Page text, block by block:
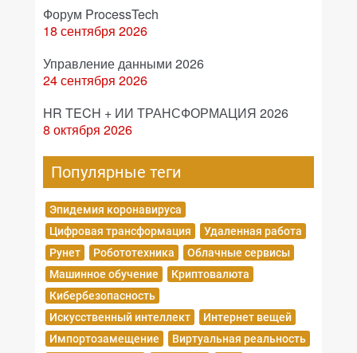
Форум ProcessTech
18 сентября 2026
Управление данными 2026
24 сентября 2026
HR TECH + ИИ ТРАНСФОРМАЦИЯ 2026
8 октября 2026
Популярные теги
Эпидемия коронавируса
Цифровая трансформация
Удаленная работа
Рунет
Робототехника
Облачные сервисы
Машинное обучение
Криптовалюта
Кибербезопасность
Искусственный интеллект
Интернет вещей
Импортозамещение
Виртуальная реальность